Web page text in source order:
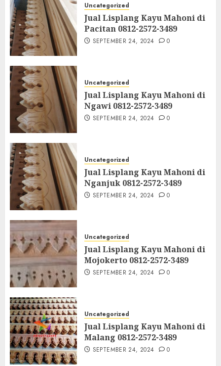
Uncategorized
Jual Lisplang Kayu Mahoni di
Pacitan 0812-2572-3489
SEPTEMBER 24, 2024 0
Uncategorized
Jual Lisplang Kayu Mahoni di
Ngawi 0812-2572-3489
SEPTEMBER 24, 2024 0
Uncategorized
Jual Lisplang Kayu Mahoni di
Nganjuk 0812-2572-3489
SEPTEMBER 24, 2024 0
Uncategorized
Jual Lisplang Kayu Mahoni di
Mojokerto 0812-2572-3489
SEPTEMBER 24, 2024 0
Uncategorized
Jual Lisplang Kayu Mahoni di
Malang 0812-2572-3489
SEPTEMBER 24, 2024 0